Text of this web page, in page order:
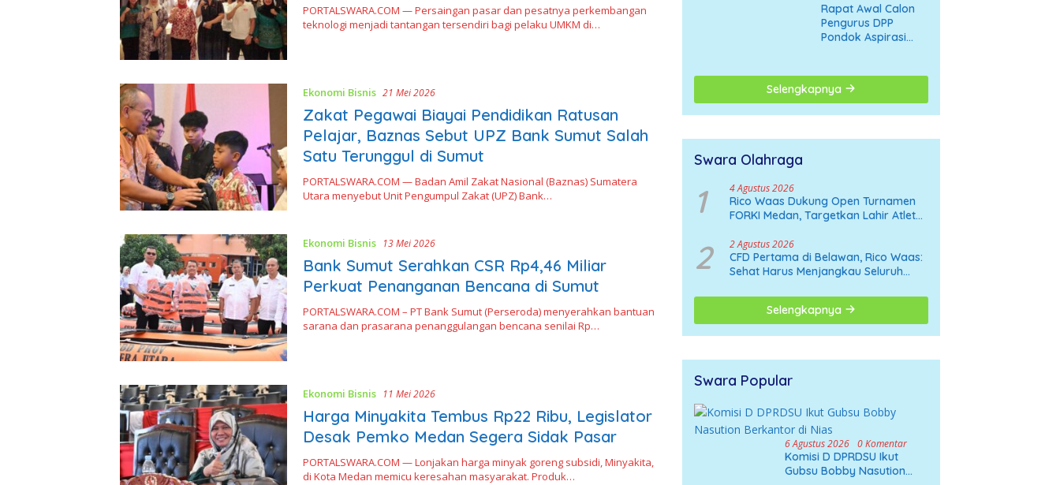
PORTALSWARA.COM — Persaingan pasar dan pesatnya perkembangan
teknologi menjadi tantangan tersendiri bagi pelaku UMKM di…
Ekonomi Bisnis 21 Mei 2026
Zakat Pegawai Biayai Pendidikan Ratusan
Pelajar, Baznas Sebut UPZ Bank Sumut Salah
Satu Terunggul di Sumut
PORTALSWARA.COM — Badan Amil Zakat Nasional (Baznas) Sumatera
Utara menyebut Unit Pengumpul Zakat (UPZ) Bank…
Ekonomi Bisnis 13 Mei 2026
Bank Sumut Serahkan CSR Rp4,46 Miliar
Perkuat Penanganan Bencana di Sumut
PORTALSWARA.COM – PT Bank Sumut (Perseroda) menyerahkan bantuan
sarana dan prasarana penanggulangan bencana senilai Rp…
Ekonomi Bisnis 11 Mei 2026
Harga Minyakita Tembus Rp22 Ribu, Legislator
Desak Pemko Medan Segera Sidak Pasar
PORTALSWARA.COM — Lonjakan harga minyak goreng subsidi, Minyakita,
di Kota Medan memicu keresahan masyarakat. Produk…
Rapat Awal Calon
Pengurus DPP
Pondok Aspirasi
Deklarasi Nasional
Selengkapnya
Swara Olahraga
1 4 Agustus 2026
Rico Waas Dukung Open Turnamen
FORKI Medan, Targetkan Lahir Atlet
2 2 Agustus 2026
CFD Pertama di Belawan, Rico Waas:
Sehat Harus Menjangkau Seluruh
Selengkapnya
Swara Popular
6 Agustus 2026 0 Komentar
Komisi D DPRDSU Ikut
Gubsu Bobby Nasution